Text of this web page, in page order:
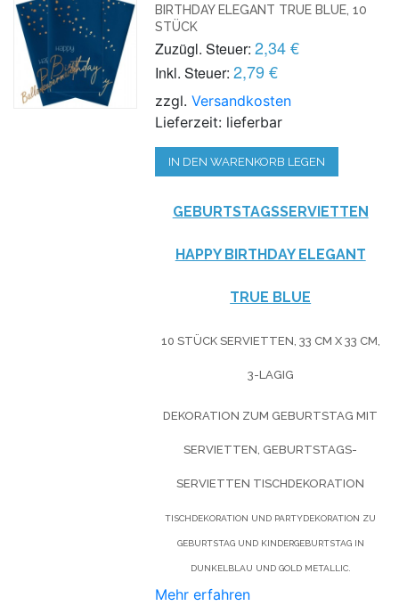
BIRTHDAY ELEGANT TRUE BLUE, 10
STÜCK
Zuzügl. Steuer: 2,34 €
Inkl. Steuer: 2,79 €
zzgl.Versandkosten
Lieferzeit: lieferbar
IN DEN WARENKORB LEGEN
GEBURTSTAGSSERVIETTEN
HAPPY BIRTHDAY ELEGANT
TRUE BLUE
10 STÜCK SERVIETTEN, 33 CM X 33 CM,
3-LAGIG
DEKORATION ZUM GEBURTSTAG MIT
SERVIETTEN, GEBURTSTAGS-
SERVIETTEN TISCHDEKORATION
TISCHDEKORATION UND PARTYDEKORATION ZU
GEBURTSTAG UND KINDERGEBURTSTAG IN
DUNKELBLAU UND GOLD METALLIC.
Mehr erfahren